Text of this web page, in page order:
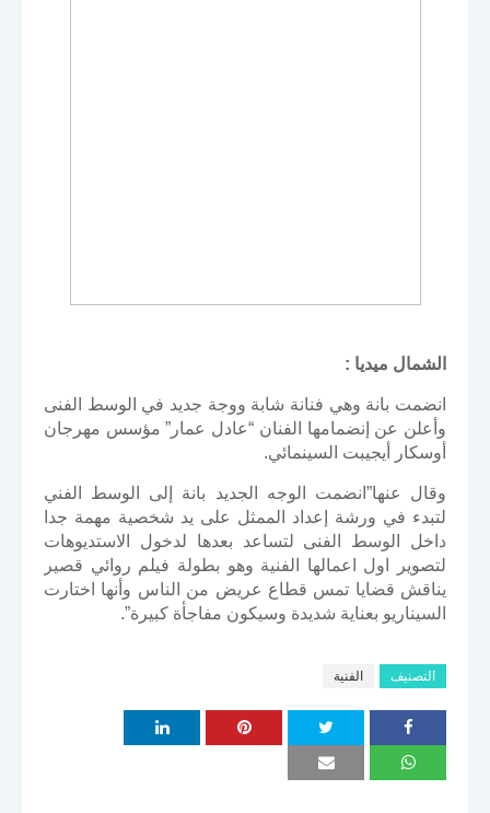
الشمال ميديا :
انضمت بانة وهي فنانة شابة ووجة جديد في الوسط الفنى
وأعلن عن إنضمامها الفنان “عادل عمار” مؤسس مهرجان
أوسكار أيجيبت السينمائي.
وقال عنها”انضمت الوجه الجديد بانة إلى الوسط الفني
لتبدء في ورشة إعداد الممثل على يد شخصية مهمة جدا
داخل الوسط الفنى لتساعد بعدها لدخول الاستديوهات
لتصوير اول اعمالها الفنية وهو بطولة فيلم روائي قصير
يناقش قضايا تمس قطاع عريض من الناس وأنها اختارت
السيناريو بعناية شديدة وسيكون مفاجأة كبيرة”.
التصنيف الفنية